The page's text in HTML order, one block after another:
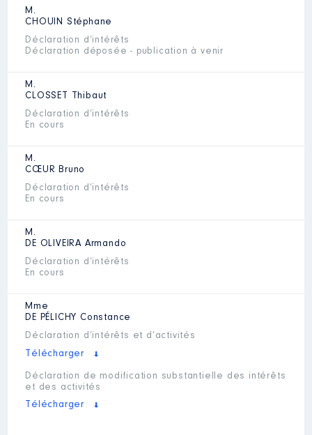
M.
CHOUIN Stéphane
Déclaration d’intérêts
Déclaration déposée - publication à venir
M.
CLOSSET
Thibaut
Déclaration d’intérêts
En cours
M.
CŒUR Bruno
Déclaration d’intérêts
En cours
M.
DE OLIVEIRA Armando
Déclaration d’intérêts
En cours
Mme
DE PÉLICHY Constance
Déclaration d’intérêts et d’activités
Télécharger
Déclaration de modification substantielle des intérêts
et des activités
Télécharger